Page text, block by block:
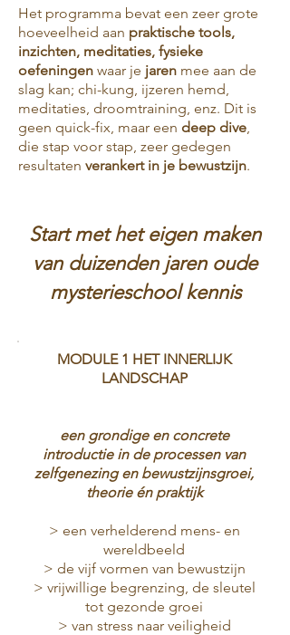
Het programma bevat een zeer grote
hoeveelheid aan praktische tools,
inzichten, meditaties, fysieke
oefeningen waar je jaren mee aan de
slag kan; chi-kung, ijzeren hemd,
meditaties, droomtraining, enz. Dit is
geen quick-fix, maar een deep dive,
die stap voor stap, zeer gedegen
resultaten verankert in je bewustzijn.
Start met het eigen maken
van duizenden jaren oude
mysterieschool kennis
MODULE 1 HET INNERLIJK
LANDSCHAP
een grondige en concrete
introductie in de processen van
zelfgenezing en bewustzijnsgroei,
theorie én praktijk
> een verhelderend mens- en
wereldbeeld
> de vijf vormen van bewustzijn
> vrijwillige begrenzing, de sleutel
tot gezonde groei
> van stress naar veiligheid